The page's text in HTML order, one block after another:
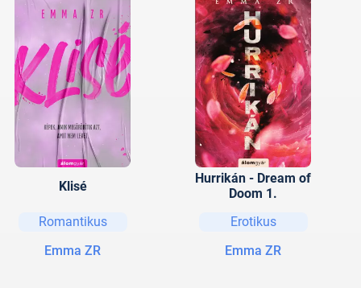
Klisé
Romantikus
Emma ZR
Hurrikán - Dream of
Doom 1.
Erotikus
Emma ZR